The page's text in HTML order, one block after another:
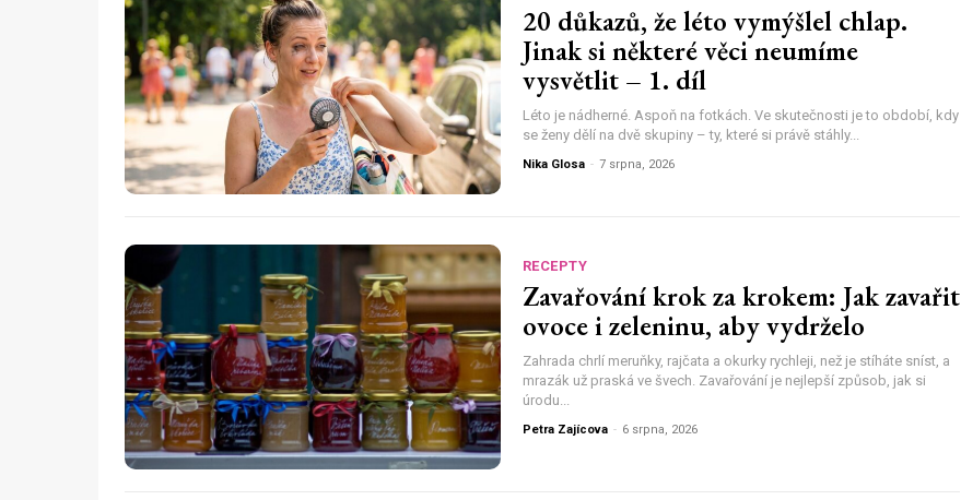
20 důkazů, že léto vymýšlel chlap.
Jinak si některé věci neumíme
vysvětlit – 1. díl
Léto je nádherné. Aspoň na fotkách. Ve skutečnosti je to období, kdy
se ženy dělí na dvě skupiny – ty, které si právě stáhly...
Nika Glosa - 7 srpna, 2026
RECEPTY
Zavařování krok za krokem: Jak zavařit
ovoce i zeleninu, aby vydrželo
Zahrada chrlí meruňky, rajčata a okurky rychleji, než je stíháte sníst, a
mrazák už praská ve švech. Zavařování je nejlepší způsob, jak si
úrodu...
Petra Zajícova - 6 srpna, 2026